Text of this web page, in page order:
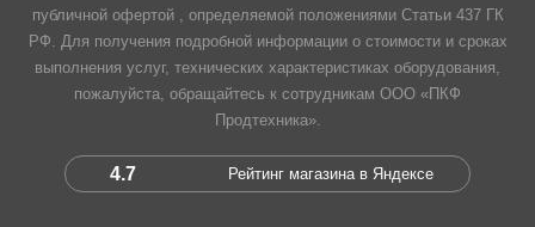
публичной офертой , определяемой положениями Статьи 437 ГК
РФ. Для получения подробной информации о стоимости и сроках
выполнения услуг, технических характеристиках оборудования,
пожалуйста, обращайтесь к сотрудникам ООО «ПКФ
Продтехника».
4.7 Рейтинг магазина в Яндексе